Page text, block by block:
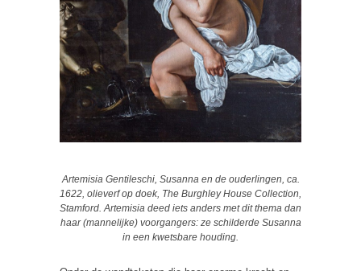
Artemisia Gentileschi, Susanna en de ouderlingen, ca.
1622, olieverf op doek, The Burghley House Collection,
Stamford. Artemisia deed iets anders met dit thema dan
haar (mannelijke) voorgangers: ze schilderde Susanna
in een kwetsbare houding.